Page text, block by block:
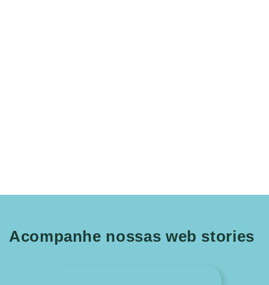
Acompanhe nossas web stories